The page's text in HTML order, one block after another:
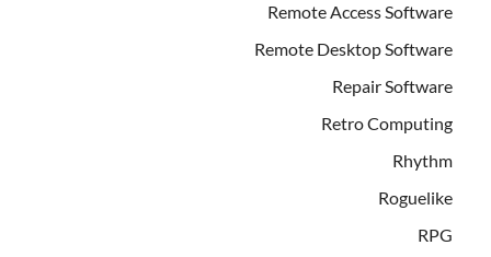
Remote Access Software
Remote Desktop Software
Repair Software
Retro Computing
Rhythm
Roguelike
RPG